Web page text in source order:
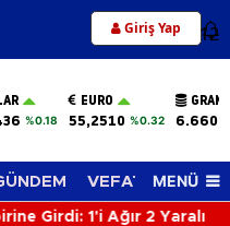
Giriş Yap 12
%0.18
EURO
55,2510 %0.32
VEFAT EDENLER
MENÜ
Ağır 2 Yaralı